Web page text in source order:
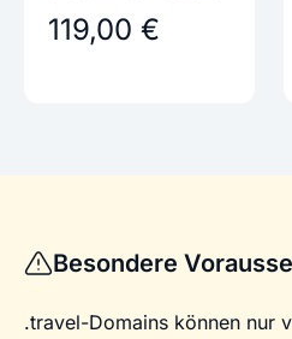
119,00 €
Besondere
.travel-Domains können nur